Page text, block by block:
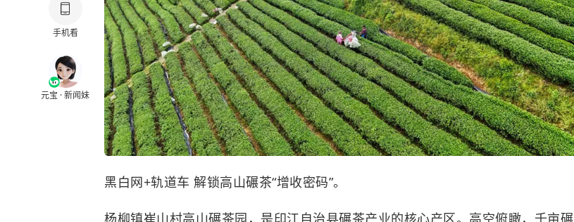
手机看
元宝 · 新闻妹
黑白网+轨道车 解锁高山碾茶“增收密码”。
杨柳镇崔山村高山碾茶园，是印江自治县碾茶产业的核心产区。高空俯瞰，千亩碾